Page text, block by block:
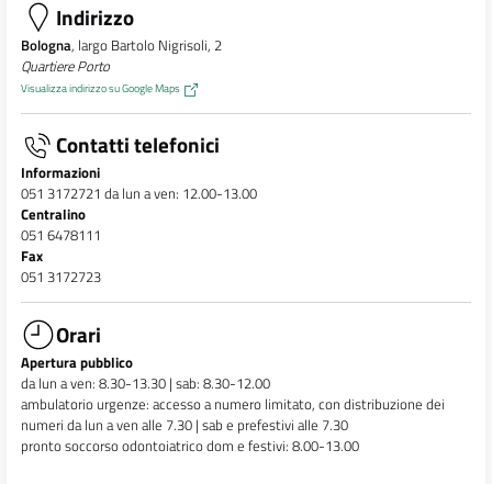
Indirizzo
Bologna, largo Bartolo Nigrisoli, 2
Quartiere Porto
Visualizza indirizzo su Google Maps
Contatti telefonici
Informazioni
051 3172721 da lun a ven: 12.00-13.00
Centralino
051 6478111
Fax
051 3172723
Orari
Apertura pubblico
da lun a ven: 8.30-13.30 | sab: 8.30-12.00
ambulatorio urgenze: accesso a numero limitato, con distribuzione dei
numeri da lun a ven alle 7.30 | sab e prefestivi alle 7.30
pronto soccorso odontoiatrico dom e festivi: 8.00-13.00